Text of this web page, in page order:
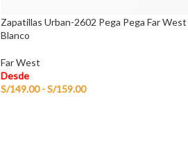
Zapatillas Urban-2602 Pega Pega Far West
Blanco
Far West
Desde
S/149.00 -S/159.00